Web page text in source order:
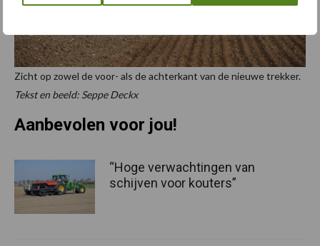
Zicht op zowel de voor- als de achterkant van de nieuwe trekker.
Tekst en beeld: Seppe Deckx
Aanbevolen voor jou!
“Hoge verwachtingen van
schijven voor kouters”